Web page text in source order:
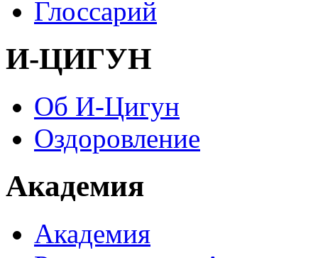
Глоссарий
И-ЦИГУН
Об И-Цигун
Оздоровление
Академия
Академия